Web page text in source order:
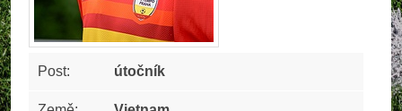
Post: útočník